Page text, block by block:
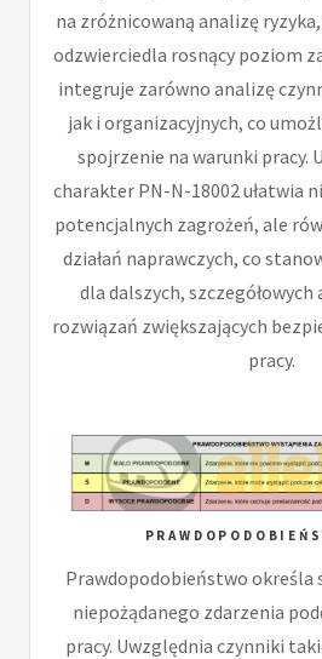
na zróżnicowaną analizę
odzwierciedla rosnący poziom
integruje zarówno analizę
jak i organizacyjnych, co
spojrzenie na warunki pracy.
charakter PN-N-18002 ułatwia
potencjalnych zagrożeń, ale
działań naprawczych, co
dla dalszych,
rozwiązań zwiększających
pracy.
Prawdopodobieństwo określa
niepożądanego zdarzenia
pracy. Uwzględnia czynniki